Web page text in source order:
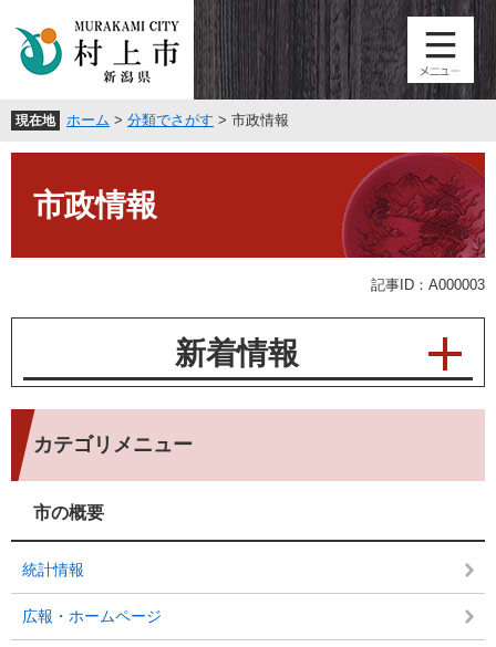
頭
で
飛
ば
現在地 ホーム > 分類でさがす > 市政情報
市政情報
記事ID：A000003
新着情報
カテゴリメニュー
市の概要
統計情報
広報・ホームページ